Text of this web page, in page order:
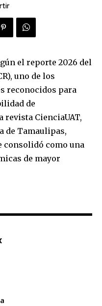
de
de la
de correo eletrónico
el reporte 2026 del
uno de los
reconocidos para
de
CienciaUAT,
de Tamaulipas,
consolidó como una
de mayor